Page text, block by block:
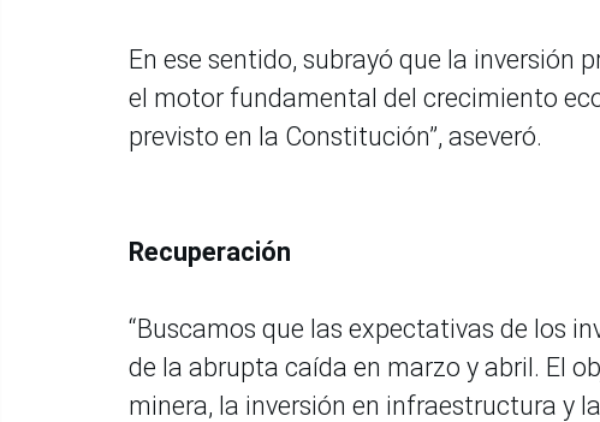
En ese sentido, subrayó que la inversión
el motor fundamental del crecimiento
previsto en la Constitución”, aseveró.
Recuperación
“Buscamos que las expectativas de los
de la abrupta caída en marzo y abril. El
minera, la inversión en infraestructura y